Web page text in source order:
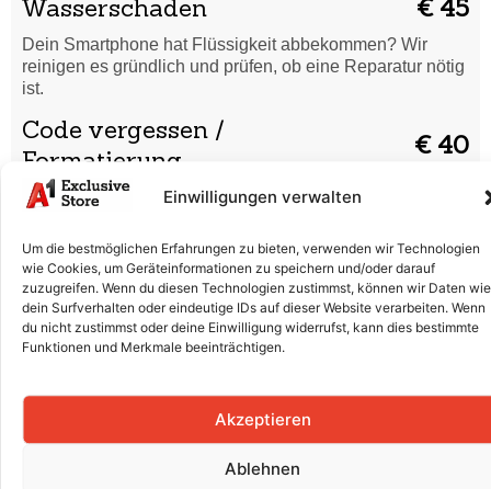
Einwilligungen verwalten
Um die bestmöglichen Erfahrungen zu bieten, verwenden wir Technologien
wie Cookies, um Geräteinformationen zu speichern und/oder darauf
zuzugreifen. Wenn du diesen Technologien zustimmst, können wir Daten wie
dein Surfverhalten oder eindeutige IDs auf dieser Website verarbeiten. Wenn
du nicht zustimmst oder deine Einwilligung widerrufst, kann dies bestimmte
Funktionen und Merkmale beeinträchtigen.
Akzeptieren
Ablehnen
Wasserschaden € 45
Dein Smartphone hat Flüssigkeit abbekommen? Wir
reinigen es gründlich und prüfen, ob eine Reparatur nötig
ist.
Code vergessen /
Formatierung
€ 40
Du hast deinen Entsperrcode vergessen oder dein
zurück und bringen es wieder in Ordnung.
Displaytausch (Glas & LCD) € 190
Risse, Kratzer oder ein defektes Display? Wir tauschen
Glas und LCD professionell aus, damit dein Smartphone
Batterieaustausch € 90
Der Akku entlädt sich schnell oder lädt nicht mehr richtig?
Wir ersetzen die Batterie fachgerecht für volle Leistung.